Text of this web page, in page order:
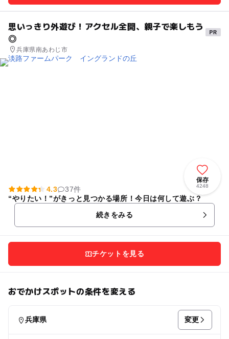
思いっきり外遊び！アクセル全開、親子で楽しもう
◎
兵庫県南あわじ市
保存
4248
4.3
37件
“やりたい！”がきっと見つかる場所！今日は何して遊ぶ？
続きをみる
チケットを見る
おでかけスポットの条件を変える
兵庫県 変更